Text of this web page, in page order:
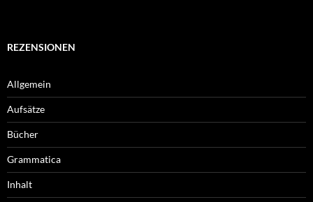
REZENSIONEN
Allgemein
Aufsätze
Bücher
Grammatica
Inhalt